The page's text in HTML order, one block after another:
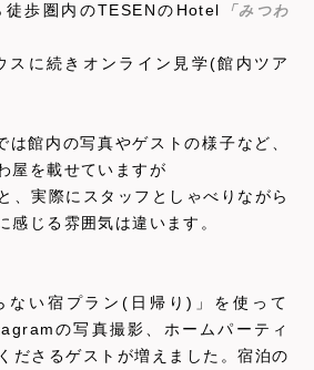
歩圏内のTESENのHotel
「みつわ
スに続きオンライン見学(館内ツア
館内の写真やゲストの様子など、
屋を載せていますが
、実際にスタッフとしゃべりながら
感じる雰囲気は違います。
ない宿プラン(日帰り)」を使って
の写真撮影、ホームパーティ
ださるゲストが増えました。宿泊の